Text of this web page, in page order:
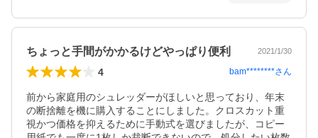
ちょっと手間がかかるけどやっぱり便利 2021/1/30
4 bam********さん
前から家庭用のシュレッダーがほしいと思っており、年末
の断捨離を機に購入することにしました。クロスカット重
視かつ価格を抑えるために手動式を選びましたが、コピー